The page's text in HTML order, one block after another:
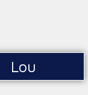
Lou